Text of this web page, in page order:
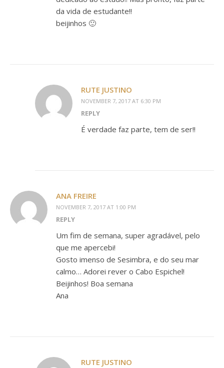
da vida de estudante!!
beijinhos 🙂
RUTE JUSTINO
NOVEMBER 7, 2017 AT 6:30 PM
REPLY
É verdade faz parte, tem de ser!!
ANA FREIRE
NOVEMBER 7, 2017 AT 1:00 PM
REPLY
Um fim de semana, super agradável, pelo
que me apercebi!
Gosto imenso de Sesimbra, e do seu mar
calmo… Adorei rever o Cabo Espichel!
Beijinhos! Boa semana
Ana
RUTE JUSTINO